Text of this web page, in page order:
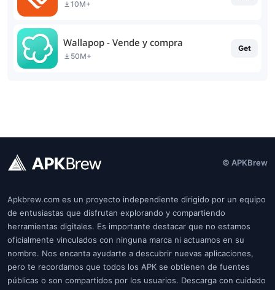
10M+
Wallapop - Vende y compra
50M+
Get
© APKBrew
Apkbrew.com es un proyecto independiente dirigido por un equipo
de entusiastas que disfrutan explorando y compartiendo
herramientas digitales. Es importante destacar que no estamos
oficialmente vinculados con ninguna marca ni actuamos en su
nombre. Nos encanta ayudarte a descubrir nuevas aplicaciones,
pero te recordamos que todos los APK se obtienen de fuentes
públicas o son compartidos por los usuarios. Descarga con cuidado